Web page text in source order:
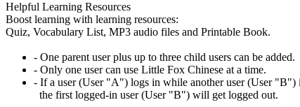
Helpful Learning Resources
Boost learning with learning resources:
Quiz, Vocabulary List, MP3 audio files and Printable Book.
- One parent user plus up to three child users can be added.
- Only one user can use Little Fox Chinese at a time.
- If a user (User "A") logs in while another user (User "B")
the first logged-in user (User "B") will get logged out.